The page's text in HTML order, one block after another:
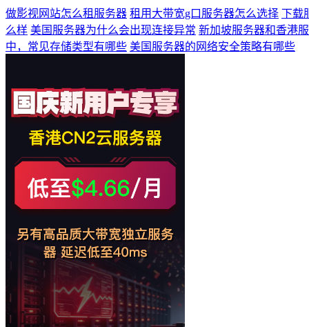
做影视网站怎么租服务器 租用大带宽g口服务器怎么选择 下载
么样 美国服务器为什么会出现连接异常 新加坡服务器和香港
中，常见存储类型有哪些 美国服务器的网络安全策略有哪些